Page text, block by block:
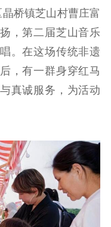
信息公开指南
政策法规
研究阐释
成果集萃
桥镇芝山村曹庄富
，第二届芝山音乐
。在这场传统非遗
，有一群身穿红马
真诚服务，为活动